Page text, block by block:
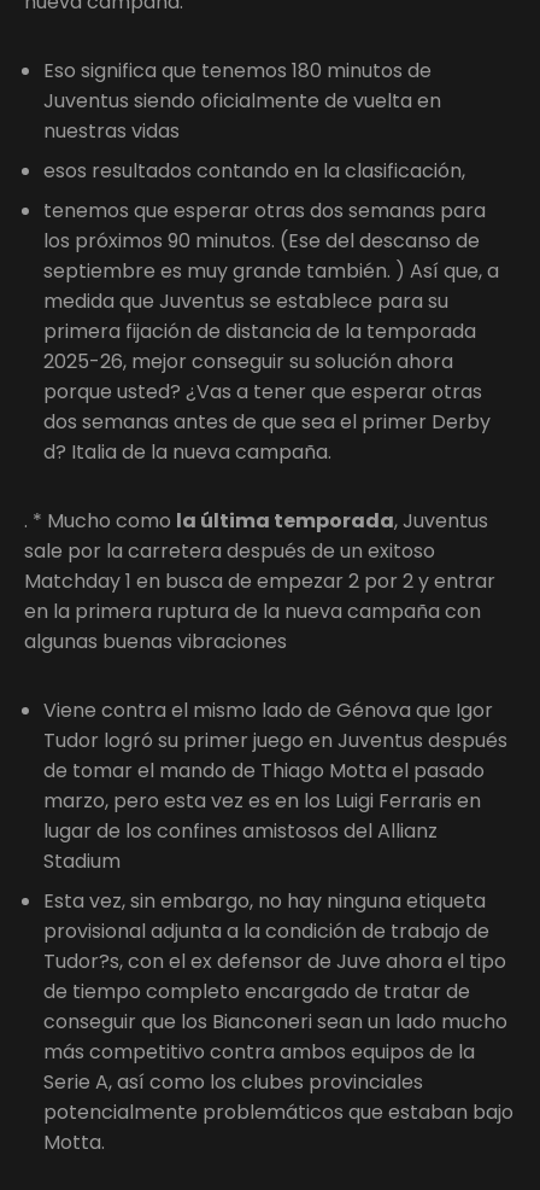
Eso significa que tenemos 180 minutos de
Juventus siendo oficialmente de vuelta en
nuestras vidas
esos resultados contando en la clasificación,
tenemos que esperar otras dos semanas para
los próximos 90 minutos. (Ese del descanso de
septiembre es muy grande también. ) Así que, a
medida que Juventus se establece para su
primera fijación de distancia de la temporada
2025-26, mejor conseguir su solución ahora
porque usted? ¿Vas a tener que esperar otras
dos semanas antes de que sea el primer Derby
d? Italia de la nueva campaña.
. * Mucho como la última temporada, Juventus
sale por la carretera después de un exitoso
Matchday 1 en busca de empezar 2 por 2 y entrar
en la primera ruptura de la nueva campaña con
algunas buenas vibraciones
Viene contra el mismo lado de Génova que Igor
Tudor logró su primer juego en Juventus después
de tomar el mando de Thiago Motta el pasado
marzo, pero esta vez es en los Luigi Ferraris en
lugar de los confines amistosos del Allianz
Stadium
Esta vez, sin embargo, no hay ninguna etiqueta
provisional adjunta a la condición de trabajo de
Tudor?s, con el ex defensor de Juve ahora el tipo
de tiempo completo encargado de tratar de
conseguir que los Bianconeri sean un lado mucho
más competitivo contra ambos equipos de la
Serie A, así como los clubes provinciales
potencialmente problemáticos que estaban bajo
Motta.